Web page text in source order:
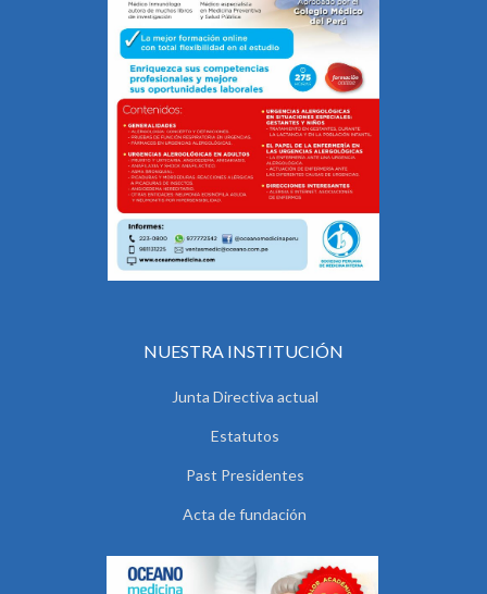
NUESTRA INSTITUCIÓN
Junta Directiva actual
Estatutos
Past Presidentes
Acta de fundación